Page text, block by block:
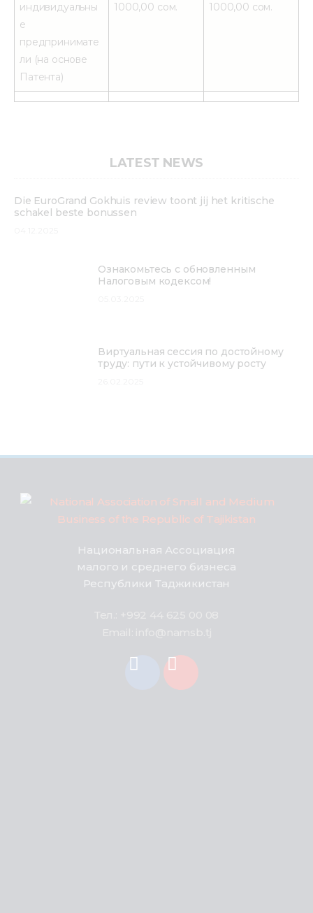
индивидуальны
е
предпринимате
ли (на основе
Патента)
1000,00 сом. 1000,00 сом.
LATEST NEWS
Die EuroGrand Gokhuis review toont jij het kritische
schakel beste bonussen
Ознакомьтесь с обновленным
Налоговым кодексом!
Виртуальная сессия по достойному
труду: пути к устойчивому росту
Национальная Ассоциация
малого и среднего бизнеса
Республики Таджикистан